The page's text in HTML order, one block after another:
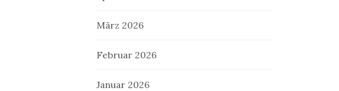
März 2026
Februar 2026
Januar 2026